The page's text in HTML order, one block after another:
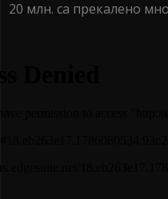
20 млн. са прекалено